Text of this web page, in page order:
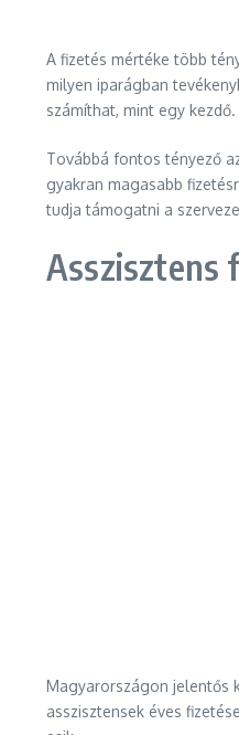
A fizetés mértéke több
milyen iparágban
számíthat, mint egy kezdő.
Továbbá fontos tényező
gyakran magasabb
tudja támogatni a
Asszisztens
Magyarországon jelentős
asszisztensek éves